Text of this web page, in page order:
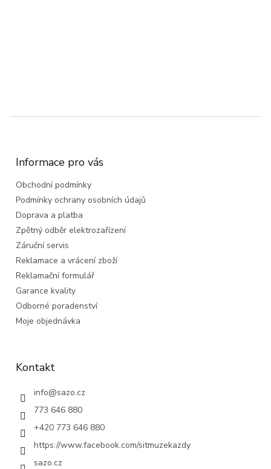
Informace pro vás
Obchodní podmínky
Podmínky ochrany osobních údajů
Doprava a platba
Zpětný odběr elektrozařízení
Záruční servis
Reklamace a vrácení zboží
Reklamační formulář
Garance kvality
Odborné poradenství
Moje objednávka
Kontakt
info@sazo.cz
773 646 880
+420 773 646 880
https://www.facebook.com/sitmuzekazdy
sazo.cz